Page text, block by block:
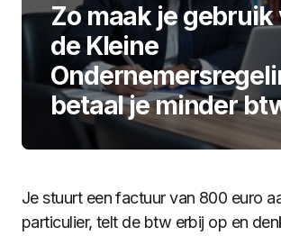
Zo maak je gebruik
de Kleine
betaal je minder
Je stuurt een factuur van 800 euro
particulier, telt de btw erbij op en